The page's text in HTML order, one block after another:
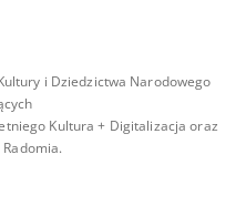
i Dziedzictwa Narodowego
Kultura + Digitalizacja oraz